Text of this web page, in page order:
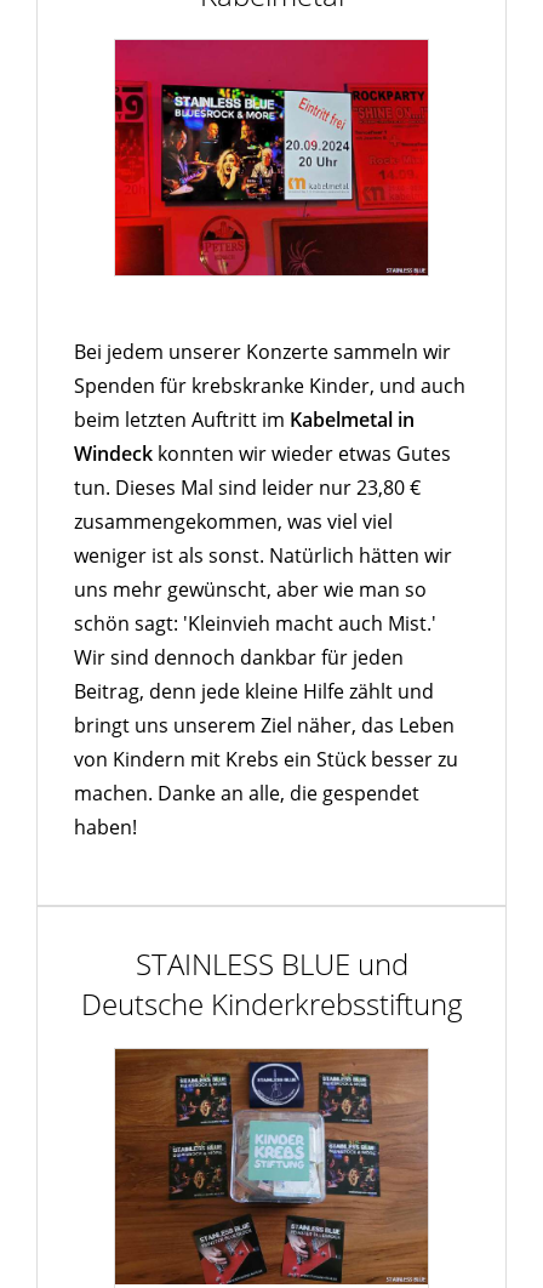
Bei jedem unserer Konzerte sammeln wir
Spenden für krebskranke Kinder, und auch
beim letzten Auftritt im Kabelmetal in
Windeck konnten wir wieder etwas Gutes
tun. Dieses Mal sind leider nur 23,80 €
zusammengekommen, was viel viel
weniger ist als sonst. Natürlich hätten wir
uns mehr gewünscht, aber wie man so
schön sagt: 'Kleinvieh macht auch Mist.'
Wir sind dennoch dankbar für jeden
Beitrag, denn jede kleine Hilfe zählt und
bringt uns unserem Ziel näher, das Leben
von Kindern mit Krebs ein Stück besser zu
machen. Danke an alle, die gespendet
haben!
STAINLESS BLUE und
Deutsche Kinderkrebsstiftung